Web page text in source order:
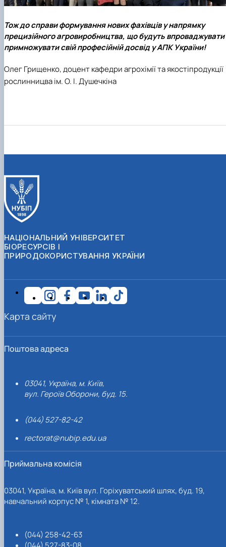
Тож до справи формування нових фахівців у напрямку
прецизійного агровиробництва, що будуть впроваджувати
примножувати свій професійній досвід у АПК України!
Олег Грищенко, доцент кафедри агрохімії та якостіпродукції
рослинницва ім. О. І. Душечкіна
НАЦІОНАЛЬНИЙ УНІВЕРСИТЕТ
БІОРЕСУРСІВ І
ПРИРОДОКОРИСТУВАННЯ УКРАЇНИ
Поштова адреса
03041, Україна, м. Київ,
вул. Героїв Оборони, буд. 15.
(044) 527-82-42
rectorat@nubip.edu.ua
Приймальна комісія
03041, Україна, м. Київ вул. Горіхуватський шлях, буд. 19,
навчальний корпус № 1, кімната № 12.
(044) 258-42-63
Карта сайту